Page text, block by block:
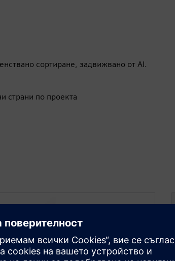
сортиране, задвижвано от AI.
страни по проекта